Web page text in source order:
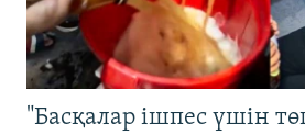
"Басқалар ішпес үшін